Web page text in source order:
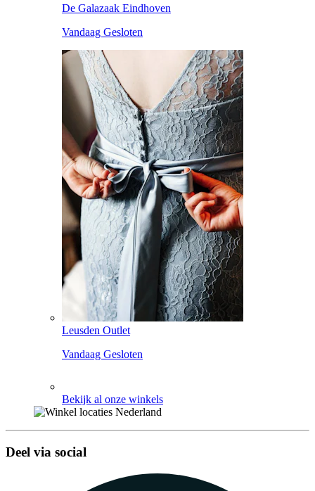
De Galazaak Eindhoven
Vandaag Gesloten
Leusden Outlet
Vandaag Gesloten
Bekijk al onze winkels
Deel via social